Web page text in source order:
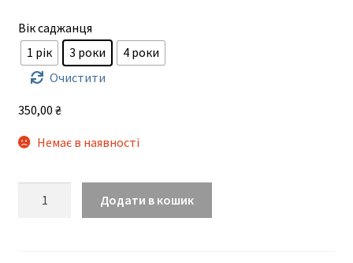
150,00 ₴
Вік саджанця
1 рік
3 роки
4 роки
Очистити
350,00 ₴
Немає в наявності
Додати в кошик